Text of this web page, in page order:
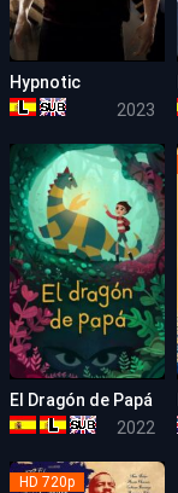
Hypnotic
2023
7.2
El Dragón de Papá
2022
HD 720p